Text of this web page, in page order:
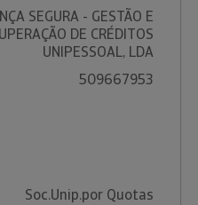
SEGURA - GESTÃO E
DE CRÉDITOS
UNIPESSOAL, LDA
509667953
Soc.Unip.por Quotas